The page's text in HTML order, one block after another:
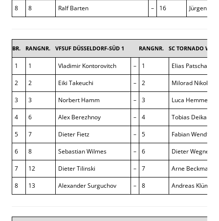
8 8 Ralf Barten – 16 Jürgen
BR. RANGNR. VFSUF DÜSSELDORF-SÜD 1 RANGNR. SC TORNADO
1 1 Vladimir Kontorovitch – 1 Elias Patscha
2 2 Eiki Takeuchi – 2 Milorad Nikolik
3 3 Norbert Hamm – 3 Luca Hemmerich
4 6 Alex Berezhnoy – 4 Tobias Deika
5 7 Dieter Fietz – 5 Fabian Wendt
6 8 Sebastian Wilmes – 6 Dieter Wegner
7 12 Dieter Tilinski – 7 Arne Beckmann
8 13 Alexander Surguchov – 8 Andreas